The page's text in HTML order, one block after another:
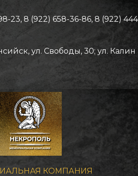
, ул. Свободы, 30; ул. Калин
8 (922) 444
КОМПАНИЯ